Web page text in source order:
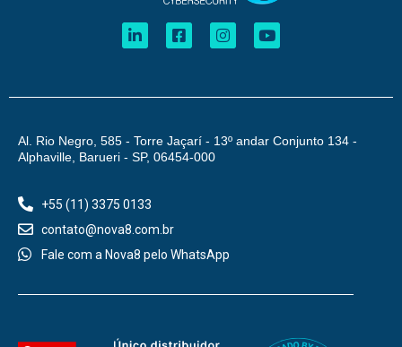
Al. Rio Negro, 585 - Torre Jaçarí - 13º andar Conjunto 134 -
Alphaville, Barueri - SP, 06454-000
+55 (11) 3375 0133
contato@nova8.com.br
Fale com a Nova8 pelo WhatsApp